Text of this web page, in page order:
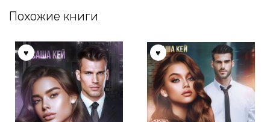
Похожие книги